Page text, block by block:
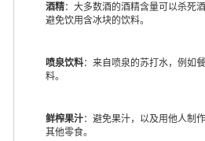
酒精：大多数酒的酒精含量可以杀死
避免饮用含冰块的饮料。
喷泉饮料：来自喷泉的苏打水，例如
料。
鲜榨果汁：避免果汁，以及用他人制
其他零食。